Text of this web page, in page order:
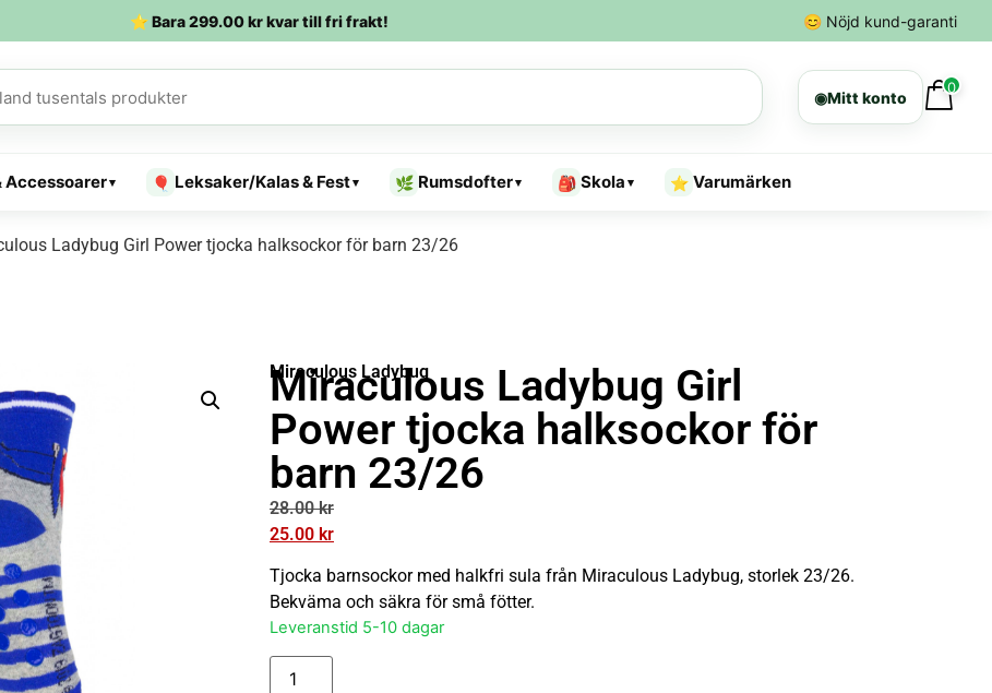
⭐ Bara299.00krkvar till fri frakt! 😊 Nöjd kund-garanti
◉Mitt konto
0
Accessoarer▾ 🎈 Leksaker/Kalas & Fest▾ 🌿 Rumsdofter▾ 🎒 Skola ▾ ⭐ Varumärken
Ladybug Girl Power tjocka halksockor för barn 23/26
Miraculous Ladybug
Miraculous Ladybug Girl
Power tjocka halksockor för
barn 23/26
28.00kr
25.00 kr
Tjocka barnsockor med halkfri sula från Miraculous Ladybug, storlek 23/26.
Bekväma och säkra för små fötter.
Leveranstid 5-10 dagar